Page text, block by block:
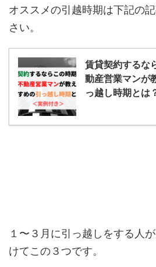
オススメの引越時期は下記の
さい。
賃貸契約するな
動産営業マンが
っ越し時期とは
１〜３月に引っ越しをする人
けてこの３つです。